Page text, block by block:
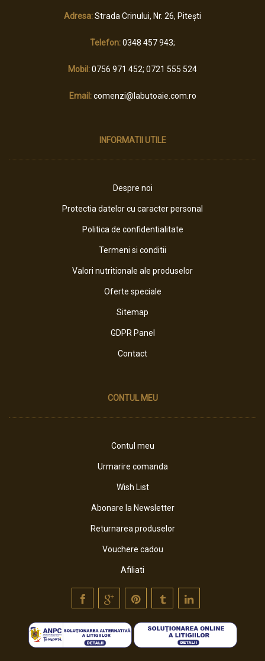
Adresa:Strada Crinului, Nr. 26, Pitești
Telefon:0348 457 943;
Mobil:0756 971 452; 0721 555 524
Email:comenzi@labutoaie.com.ro
INFORMATII UTILE
Despre noi
Protectia datelor cu caracter personal
Politica de confidentialitate
Termeni si conditii
Valori nutritionale ale produselor
Oferte speciale
Sitemap
GDPR Panel
Contact
CONTUL MEU
Contul meu
Urmarire comanda
Wish List
Abonare la Newsletter
Returnarea produselor
Vouchere cadou
Afiliati